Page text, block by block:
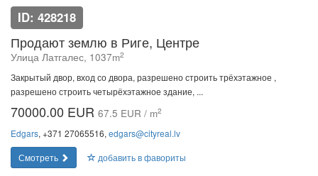
ID: 428218
Продают землю в Риге, Центре
Улица Латгалес, 1037m2
Закрытый двор, вход со двора, разрешено строить трёхэтажное ,
разрешено строить четырёхэтажное здание, ...
70000.00 EUR 67.5 EUR / m2
Edgars, +371 27065516, edgars@cityreal.lv
Смотреть
добавить в фавориты